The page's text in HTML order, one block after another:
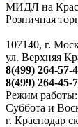
МИДЛ на
Розничная
107140, г.
ул. Верхняя
8(499) 264-57-
8(499) 264-45-
Режим
Суббота и
г. Краснодар